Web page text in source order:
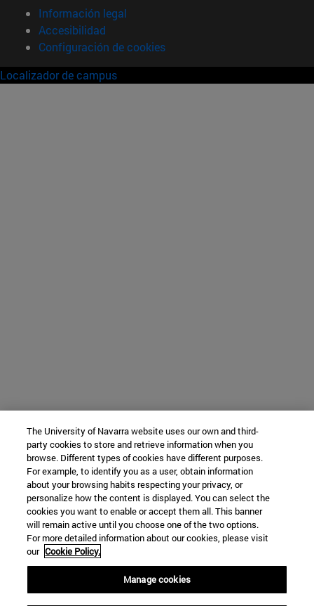
Información legal
Accesibilidad
Configuración de cookies
Localizador de campus
The University of Navarra website uses our own and third-
party cookies to store and retrieve information when you
browse. Different types of cookies have different purposes.
For example, to identify you as a user, obtain information
about your browsing habits respecting your privacy, or
personalize how the content is displayed. You can select the
cookies you want to enable or accept them all. This banner
will remain active until you choose one of the two options.
For more detailed information about our cookies, please visit
our Cookie Policy.
Manage cookies